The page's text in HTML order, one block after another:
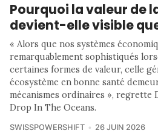
Pourquoi la valeur de
devient-elle visible
« Alors que nos systèmes
remarquablement sophistiqués
certaines formes de valeur, celle
écosystème en bonne santé
mécanismes ordinaires », regrette
Drop In The Oceans.
SWISSPOWERSHIFT 26 JUIN 2026